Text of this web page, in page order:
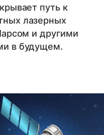
путь к
лазерных
и другими
в будущем.